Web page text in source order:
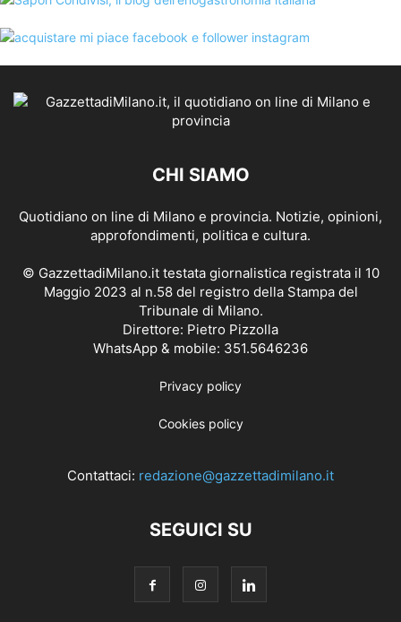
CHI SIAMO
Quotidiano on line di Milano e provincia. Notizie, opinioni,
approfondimenti, politica e cultura.
© GazzettadiMilano.it testata giornalistica registrata il 10
Maggio 2023 al n.58 del registro della Stampa del
Tribunale di Milano.
Direttore: Pietro Pizzolla
WhatsApp & mobile: 351.5646236
Privacy policy
Cookies policy
Contattaci: redazione@gazzettadimilano.it
SEGUICI SU